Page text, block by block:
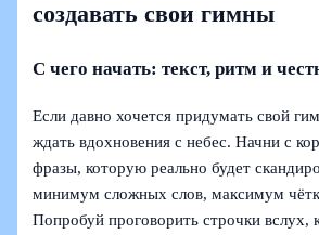
создавать свои гимны
С чего начать: текст, ритм и
Если давно хочется придумать свой
ждать вдохновения с небес. Начни с
фразы, которую реально будет
минимум сложных слов, максимум
Попробуй проговорить строчки вслух,